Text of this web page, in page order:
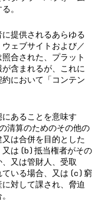
。
提供されるあらゆる
ェブサイトおよび／
合された、プラット
含まれるが、これに
において「コンテン
あることを意味す
清算のためのその他の
は合併を目的とした
は (b) 抵当権者がその
又は管財人、受取
ている場合、又は (c) 窮
対して課され、脅迫